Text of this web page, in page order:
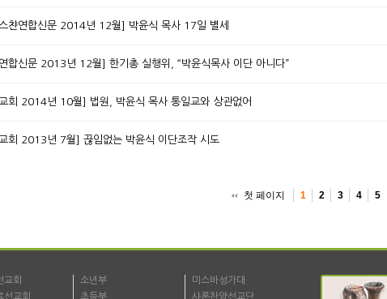
챤연합신문 2014년 12월] 박윤식 목사 17일 별세
합신문 2013년 12월] 한기총 실행위, “박윤식목사 이단 아니다”
회 2014년 10월] 법원, 박윤식 목사 통일교와 상관없어
회 2013년 7월] 끊임없는 박윤식 이단조작 시도
첫 페이지 1 2 3 4 5
교회
선교회
소년부
초등부
미스바성가대
샤론찬양선교단